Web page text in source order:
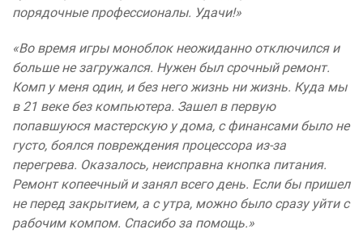
порядочные профессионалы. Удачи!»
«Во время игры моноблок неожиданно отключился и
больше не загружался. Нужен был срочный ремонт.
Комп у меня один, и без него жизнь ни жизнь. Куда мы
в 21 веке без компьютера. Зашел в первую
попавшуюся мастерскую у дома, с финансами было не
густо, боялся повреждения процессора из-за
перегрева. Оказалось, неисправна кнопка питания.
Ремонт копеечный и занял всего день. Если бы пришел
не перед закрытием, а с утра, можно было сразу уйти с
рабочим компом. Спасибо за помощь.»